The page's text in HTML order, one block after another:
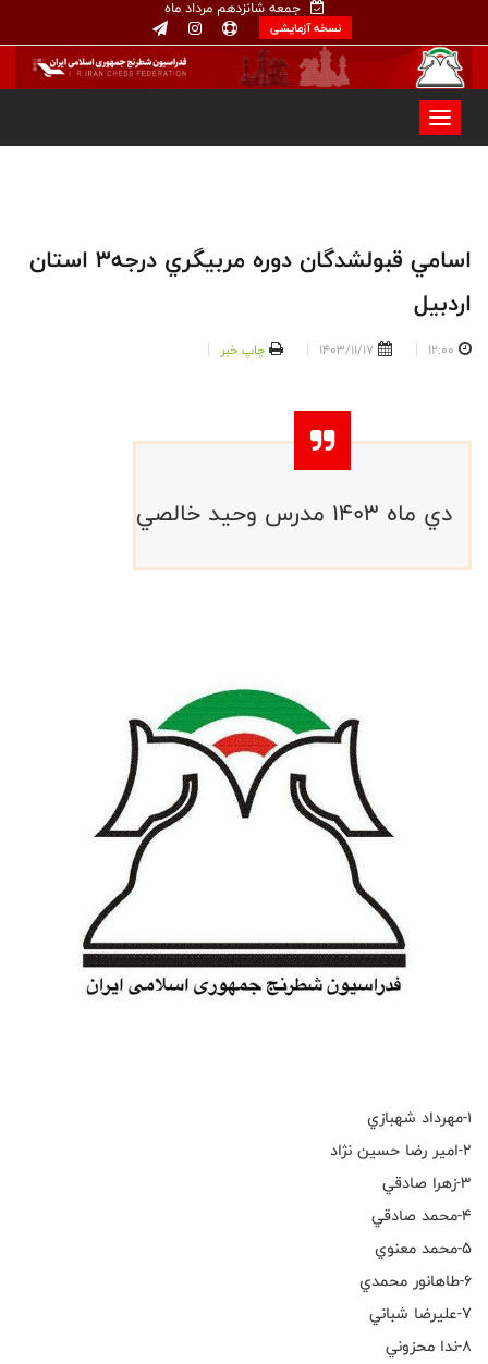
جمعه شانزدهم مرداد ماه
نسخه آزمایشی
اسامي قبولشدگان دوره مربيگري درجه٣ استان
اردبيل
12:00
1403/11/17 چاپ خبر
دي ماه ١٤٠٣ مدرس وحيد خالصي
١-مهرداد شهبازي
٢-امير رضا حسين نژاد
٣-زهرا صادقي
٤-محمد صادقي
٥-محمد معنوي
٦-طاهانور محمدي
٧-عليرضا شباني
٨-ندا محزوني